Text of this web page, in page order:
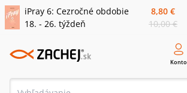
iPray 6: Cezročné obdobie
18. - 26. týždeň
8,80 €
10,00 €
Konto